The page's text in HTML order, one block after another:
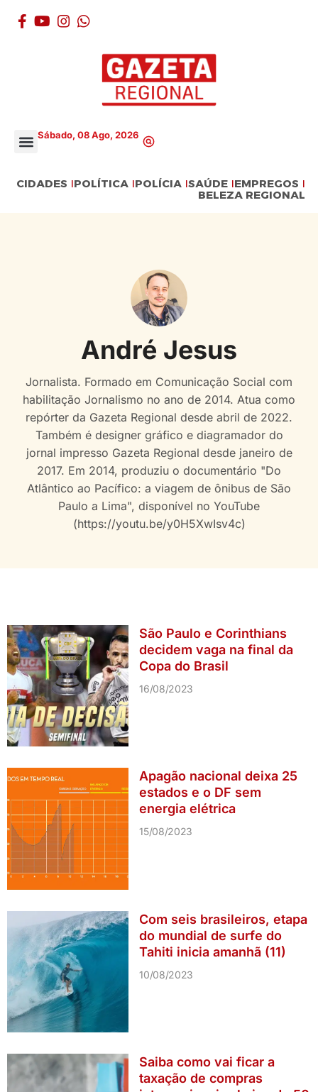
Sábado, 08 Ago, 2026
CIDADES POLÍTICA POLÍCIA SAÚDE EMPREGOS
BELEZA REGIONAL
André Jesus
Jornalista. Formado em Comunicação Social com
habilitação Jornalismo no ano de 2014. Atua como
repórter da Gazeta Regional desde abril de 2022.
Também é designer gráfico e diagramador do
jornal impresso Gazeta Regional desde janeiro de
2017. Em 2014, produziu o documentário "Do
Atlântico ao Pacífico: a viagem de ônibus de São
Paulo a Lima", disponível no YouTube
(https://youtu.be/y0H5XwIsv4c)
São Paulo e Corinthians
decidem vaga na final da
Copa do Brasil
16/08/2023
Apagão nacional deixa 25
estados e o DF sem
energia elétrica
15/08/2023
Com seis brasileiros, etapa
do mundial de surfe do
Tahiti inicia amanhã (11)
10/08/2023
Saiba como vai ficar a
taxação de compras